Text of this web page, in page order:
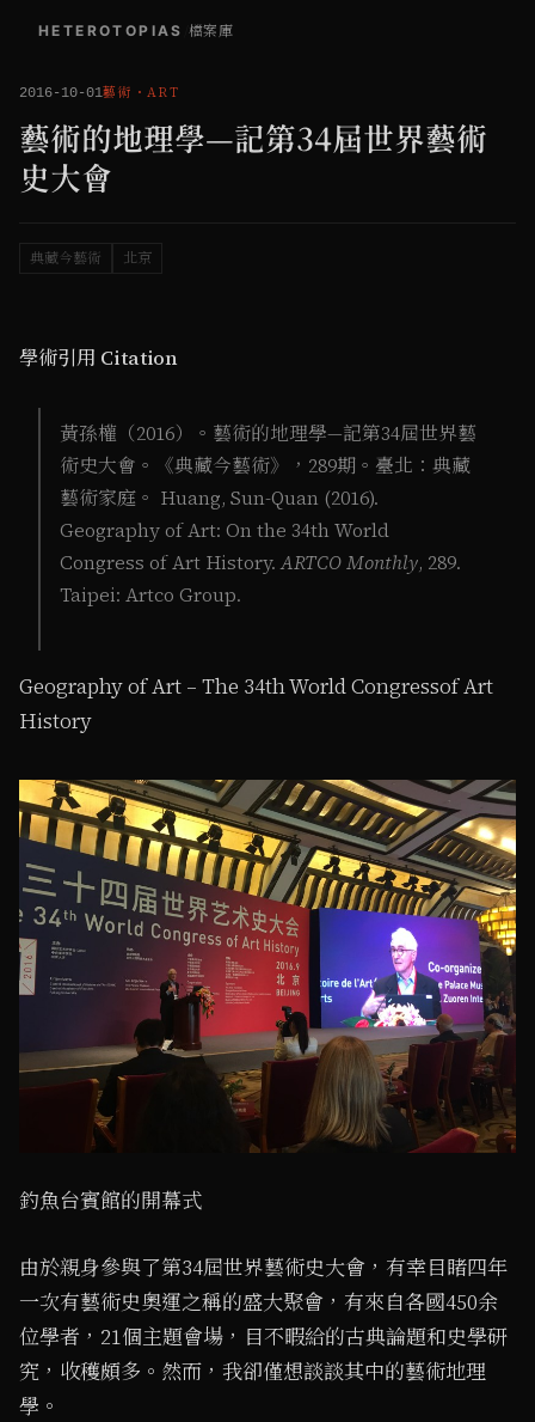
HETEROTOPIAS 檔案庫
2016-10-01藝術 ・ ART
藝術的地理學—記第34屆世界藝術
史大會
典藏今藝術 北京
學術引用 Citation
黃孫權（2016）。藝術的地理學—記第34屆世界藝
術史大會。《典藏今藝術》，289期。臺北：典藏
藝術家庭。 Huang, Sun-Quan (2016).
Geography of Art: On the 34th World
Congress of Art History.ARTCO Monthly, 289.
Taipei: Artco Group.
Geography of Art – The 34th World Congressof Art
History
釣魚台賓館的開幕式
由於親身參與了第34屆世界藝術史大會，有幸目睹四年
一次有藝術史奧運之稱的盛大聚會，有來自各國450余
位學者，21個主題會場，目不暇給的古典論題和史學研
究，收穫頗多。然而，我卻僅想談談其中的藝術地理
學。